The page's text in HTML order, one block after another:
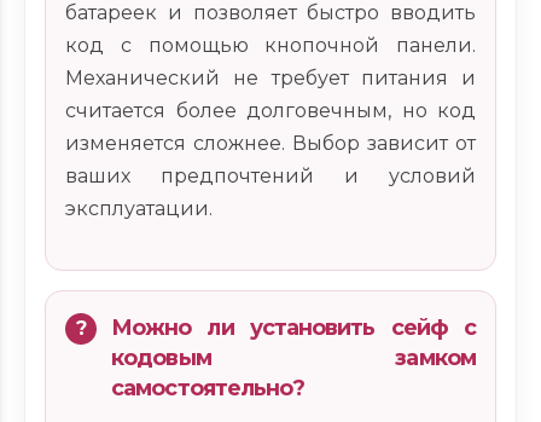
батареек и позволяет быстро вводить
код с помощью кнопочной панели.
Механический не требует питания и
считается более долговечным, но код
изменяется сложнее. Выбор зависит от
ваших предпочтений и условий
эксплуатации.
Можно ли установить сейф с
кодовым замком
самостоятельно?